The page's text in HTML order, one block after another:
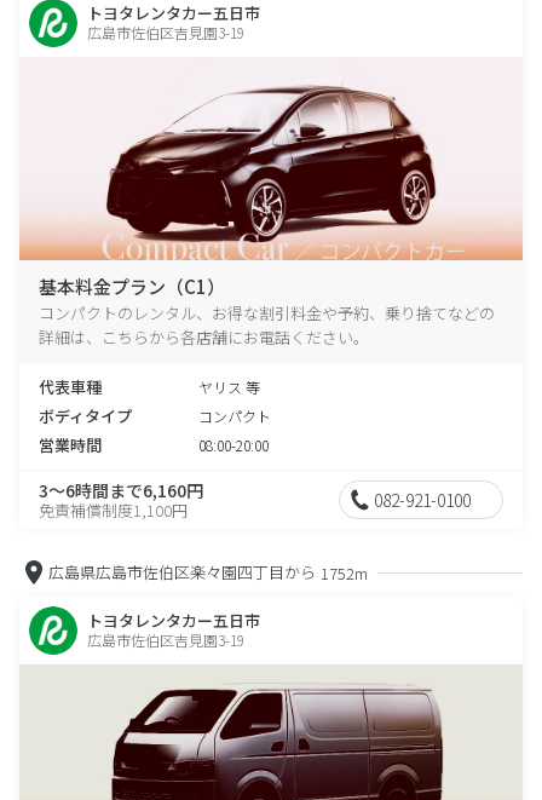
トヨタレンタカー五日市
広島市佐伯区吉見園3-19
基本料金プラン（C1）
コンパクトのレンタル、お得な割引料金や予約、乗り捨てなどの
詳細は、こちらから各店舗にお電話ください。
代表車種 ヤリス 等
ボディタイプ コンパクト
営業時間 08:00-20:00
3～6時間まで6,160円
免責補償制度1,100円 082-921-0100
広島県広島市佐伯区楽々園四丁目から 1752m
トヨタレンタカー五日市
広島市佐伯区吉見園3-19